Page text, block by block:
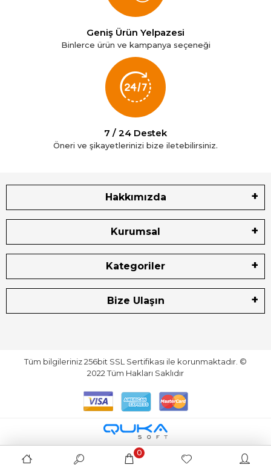
Geniş Ürün Yelpazesi
Binlerce ürün ve kampanya seçeneği
7 / 24 Destek
Öneri ve şikayetlerinizi bize iletebilirsiniz.
Hakkımızda
Kurumsal
Kategoriler
Bize Ulaşın
Tüm bilgileriniz 256bit SSL Sertifikası ile korunmaktadır. ©
2022Tüm Hakları Saklıdır
0